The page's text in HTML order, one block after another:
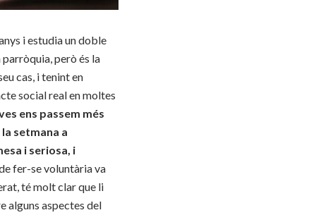
i estudia un doble
però és la
cas, i tenint en
social real en moltes
ens passem més
setmana a
i seriosa, i
fer-se voluntària va
té molt clar que li
alguns aspectes del